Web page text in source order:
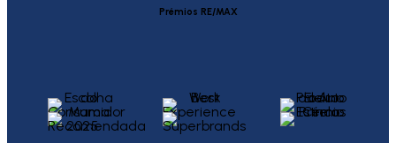
Prémios RE/MAX